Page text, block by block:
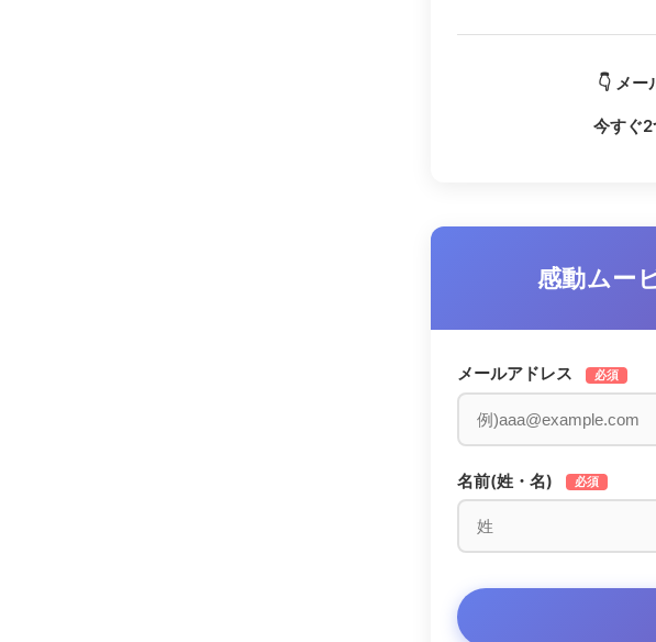
👇 メ
今すぐ
感動ムー
メールアドレス 必須
名前(姓・名) 必須